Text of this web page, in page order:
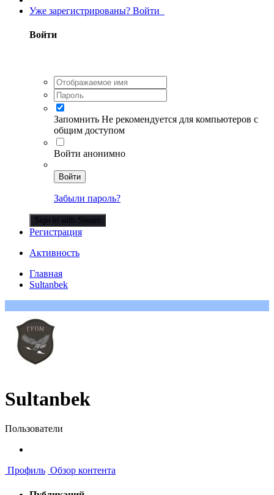
Уже зарегистрированы? Войти
Войти
Запомнить Не рекомендуется для компьютеров с
общим доступом
Войти анонимно
Войти
Забыли пароль?
Sign in with Steam
Регистрация
Активность
Главная
Sultanbek
Sultanbek
Пользователи
Профиль Обзор контента